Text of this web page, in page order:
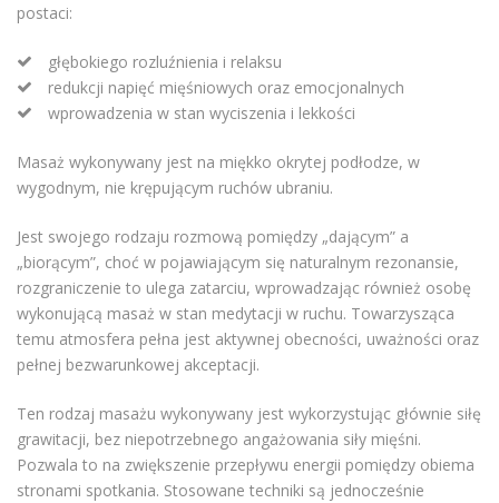
postaci:
głębokiego rozluźnienia i relaksu
redukcji napięć mięśniowych oraz emocjonalnych
wprowadzenia w stan wyciszenia i lekkości
Masaż wykonywany jest na miękko okrytej podłodze, w
wygodnym, nie krępującym ruchów ubraniu.
Jest swojego rodzaju rozmową pomiędzy „dającym” a
„biorącym”, choć w pojawiającym się naturalnym rezonansie,
rozgraniczenie to ulega zatarciu, wprowadzając również osobę
wykonującą masaż w stan medytacji w ruchu. Towarzysząca
temu atmosfera pełna jest aktywnej obecności, uważności oraz
pełnej bezwarunkowej akceptacji.
Ten rodzaj masażu wykonywany jest wykorzystując głównie siłę
grawitacji, bez niepotrzebnego angażowania siły mięśni.
Pozwala to na zwiększenie przepływu energii pomiędzy obiema
stronami spotkania. Stosowane techniki są jednocześnie